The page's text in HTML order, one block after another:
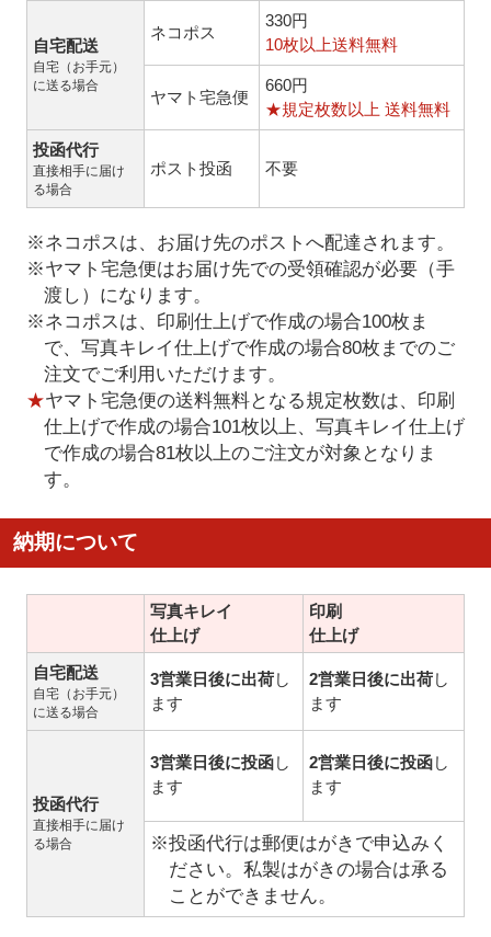
自宅配送
自宅（お手元）
に送る場合
ネコポス
330円
10枚以上送料無料
ヤマト宅急便
660円
★規定枚数以上 送料無料
投函代行
直接相手に届け
る場合
ポスト投函 不要
※ネコポスは、お届け先のポストへ配達されます。
※ヤマト宅急便はお届け先での受領確認が必要（手
渡し）になります。
※ネコポスは、印刷仕上げで作成の場合100枚ま
で、写真キレイ仕上げで作成の場合80枚までのご
注文でご利用いただけます。
★ヤマト宅急便の送料無料となる規定枚数は、印刷
仕上げで作成の場合101枚以上、写真キレイ仕上げ
で作成の場合81枚以上のご注文が対象となりま
す。
納期について
写真キレイ
仕上げ
印刷
仕上げ
自宅配送
自宅（お手元）
に送る場合
3営業日後に出荷し
ます
2営業日後に出荷し
ます
投函代行
直接相手に届け
る場合
3営業日後に投函し
ます
2営業日後に投函し
ます
※投函代行は郵便はがきで申込みく
ださい。私製はがきの場合は承る
ことができません。